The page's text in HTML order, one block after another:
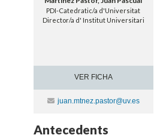
PDI-Catedratic/a d'Universitat
Director/a d' Institut Universitari
VER FICHA
Contacte
juan.mtnez.pastor@uv.es
Antecedents